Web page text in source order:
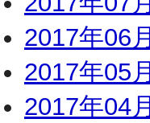
2017年06月
2017年05月
2017年04月